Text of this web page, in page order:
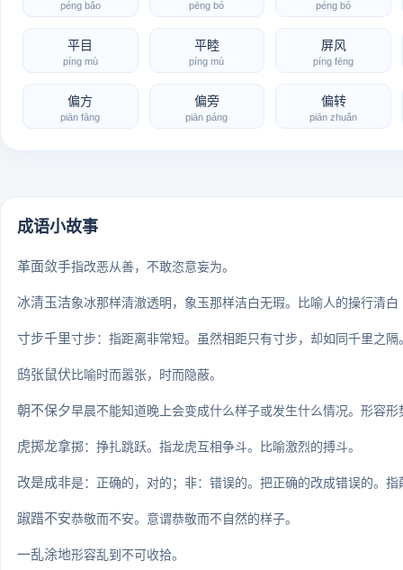
péng bǎo pēng bó péng bó
平目
píng mù
平睦
píng mù
屏风
píng fēng
偏方
piān fāng
偏旁
piān páng
偏转
piān zhuǎn
成语小故事
革面敛手指改恶从善，不敢恣意妄为。
冰清玉洁象冰那样清澈透明，象玉那样洁白无瑕。比喻人的操行清
寸步千里寸步：指距离非常短。虽然相距只有寸步，却如同千里之
鸱张鼠伏比喻时而嚣张，时而隐蔽。
朝不保夕早晨不能知道晚上会变成什么样子或发生什么情况。形容
虎掷龙拿掷：挣扎跳跃。指龙虎互相争斗。比喻激烈的搏斗。
改是成非是：正确的，对的；非：错误的。把正确的改成错误的。指
踧踖不安恭敬而不安。意谓恭敬而不自然的样子。
一乱涂地形容乱到不可收拾。